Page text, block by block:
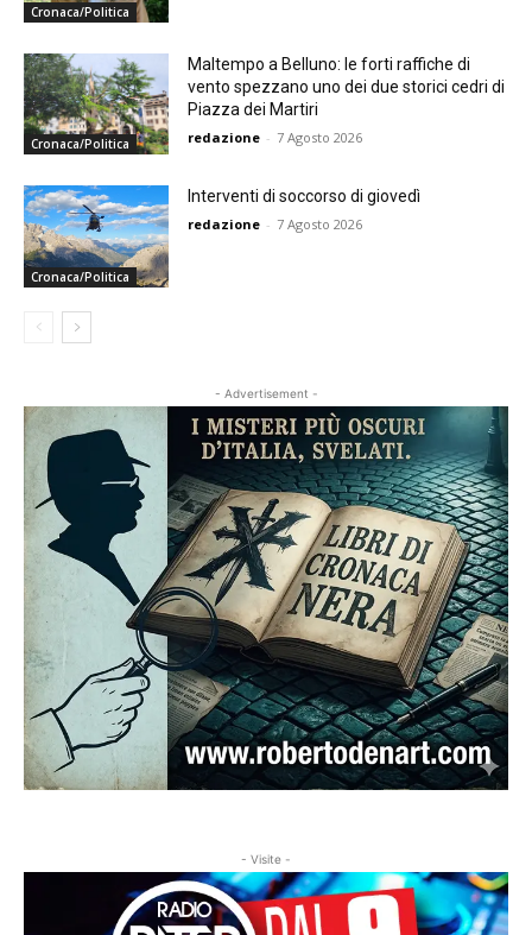
Cronaca/Politica
Cronaca/Politica
Maltempo a Belluno: le forti raffiche di
vento spezzano uno dei due storici cedri di
Piazza dei Martiri
redazione - 7 Agosto 2026
Cronaca/Politica
Interventi di soccorso di giovedì
redazione - 7 Agosto 2026
- Advertisement -
- Visite -